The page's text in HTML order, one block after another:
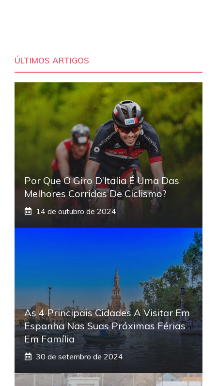
ÚLTIMOS ARTIGOS
Por Que O Giro D’Italia É Uma Das
Melhores Corridas De Ciclismo?
14 de outubro de 2024
As 4 Principais Cidades A Visitar Em
Espanha Nas Suas Próximas Férias
Em Família
30 de setembro de 2024